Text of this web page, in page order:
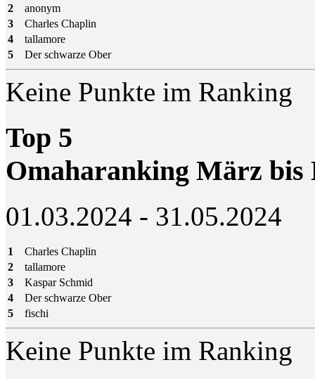
2
anonym
3
Charles Chaplin
4
tallamore
5
Der schwarze Ober
Keine Punkte im Ranking
Top 5
Omaharanking März bis
01.03.2024 - 31.05.2024
1
Charles Chaplin
2
tallamore
3
Kaspar Schmid
4
Der schwarze Ober
5
fischi
Keine Punkte im Ranking